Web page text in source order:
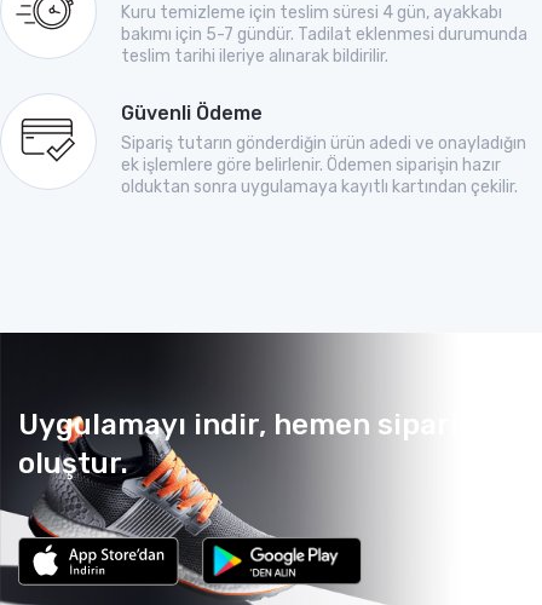
Kuru temizleme için teslim süresi 4 gün, ayakkabı
bakımı için 5-7 gündür. Tadilat eklenmesi durumunda
teslim tarihi ileriye alınarak bildirilir.
Güvenli Ödeme
Sipariş tutarın gönderdiğin ürün adedi ve onayladığın
ek işlemlere göre belirlenir. Ödemen siparişin hazır
olduktan sonra uygulamaya kayıtlı kartından çekilir.
Uygulamayı indir, hemen sipariş
oluştur.